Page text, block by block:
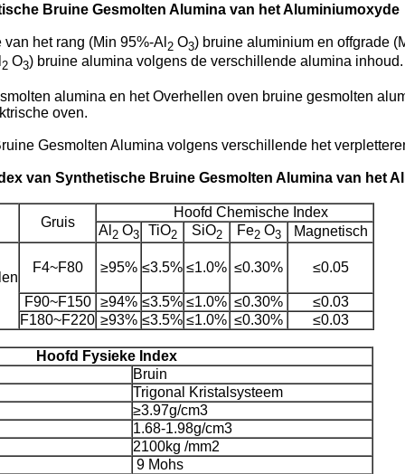
Bruine Gesmolten Alumina van het Aluminiumoxyde
het rang (Min 95%-Al 2 O3) bruine aluminium en offgrade
2 O3) bruine alumina volgens de verschillende alumina inhoud.
alumina en het Overhellen oven bruine gesmolten
oven.
Gesmolten Alumina volgens verschillende het
van Synthetische Bruine Gesmolten Alumina van het
Gruis
Hoofd Chemische Index
Al 2O3 TiO2 SiO2 Fe2O3
Magnetisch
F4~F80 ≥95% ≤3.5% ≤1.0% ≤0.30% ≤0.05
F90~F150 ≥94% ≤3.5% ≤1.0% ≤0.30%
≤0.03
F180~F220 ≥93% ≤3.5% ≤1.0% ≤0.30% ≤0.03
Hoofd Fysieke Index
Bruin
Trigonal Kristalsysteem
≥3.97g/cm3
1.68-1.98g/cm3
2100kg /mm2
9 Mohs